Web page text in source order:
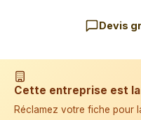
📱 Installer
Devis
Cette entreprise est
Réclamez votre fiche pour